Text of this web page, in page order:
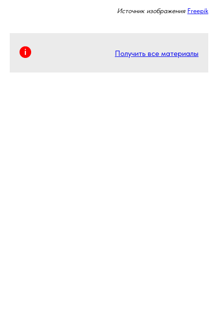
Источник изображения Freepik
Получить все материалы